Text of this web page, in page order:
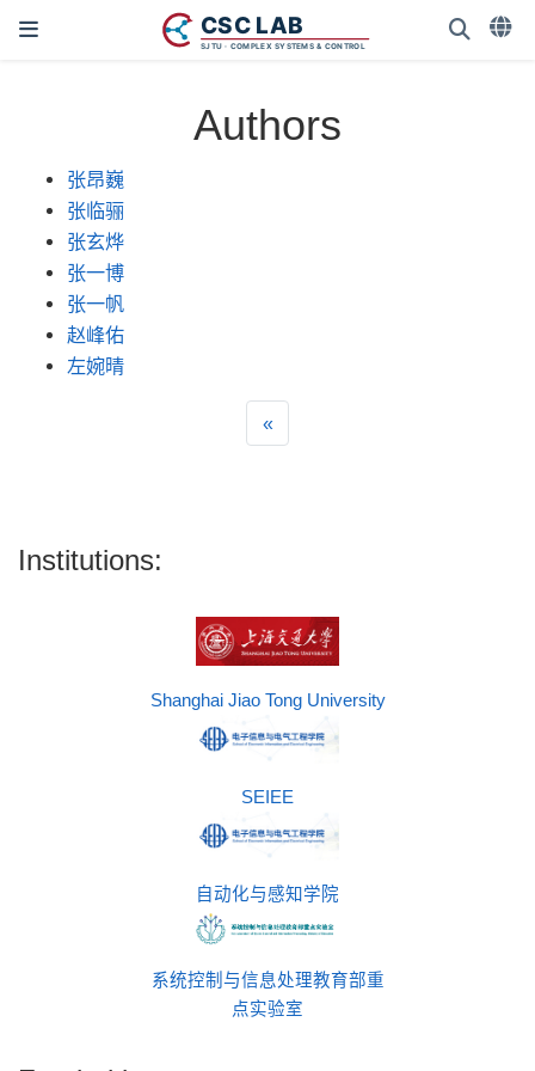
Authors
张昂巍
张临骊
张玄烨
张一博
张一帆
赵峰佑
左婉晴
«
Institutions:
Shanghai Jiao Tong University
SEIEE
自动化与感知学院
系统控制与信息处理教育部重
点实验室